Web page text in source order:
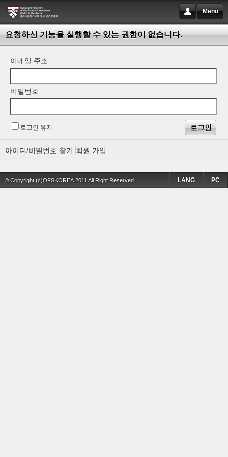
Menu
요청하신 기능을 실행할 수 있는 권한이 없습니다.
이메일 주소
비밀번호
로그인 유지
아이디/비밀번호 찾기 회원 가입
© Copyright (c)OFSKOREA.2011 All Right Reserved. PC
LANG